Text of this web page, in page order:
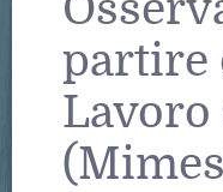
partire
Lavoro